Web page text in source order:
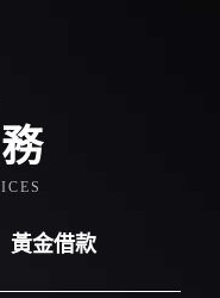
車借款
黃金借款